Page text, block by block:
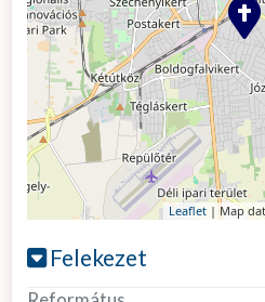
Leaflet| Map
Felekezet